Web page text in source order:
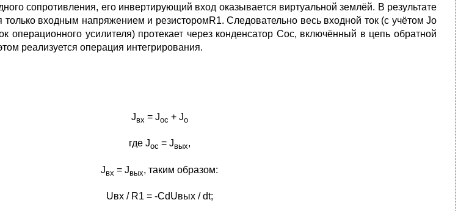
сопротивления, его инвертирующий вход оказывается виртуальной землёй. В результате
только входным напряжением и резисторомR1. Следовательно весь входной ток (с учётом Jо
операционного усилителя) протекает через конденсатор Cос, включённый в цепь обратной
реализуется операция интегрирования.
Jвх = Jос + Jо
где Jос = Jвых,
Jвх = Jвых, таким образом:
Uвх / R1 = -CdUвых / dt;